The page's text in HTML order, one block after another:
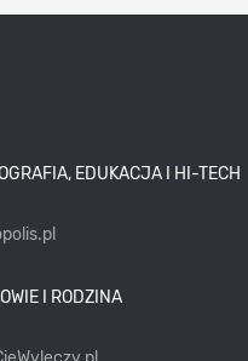
EDUKACJA I HI-TECH
I RODZINA